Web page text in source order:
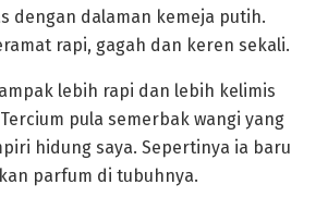
dengan dalaman kemeja putih.
rapi, gagah dan keren sekali.
lebih rapi dan lebih kelimis
pula semerbak wangi yang
hidung saya. Sepertinya ia baru
parfum di tubuhnya.